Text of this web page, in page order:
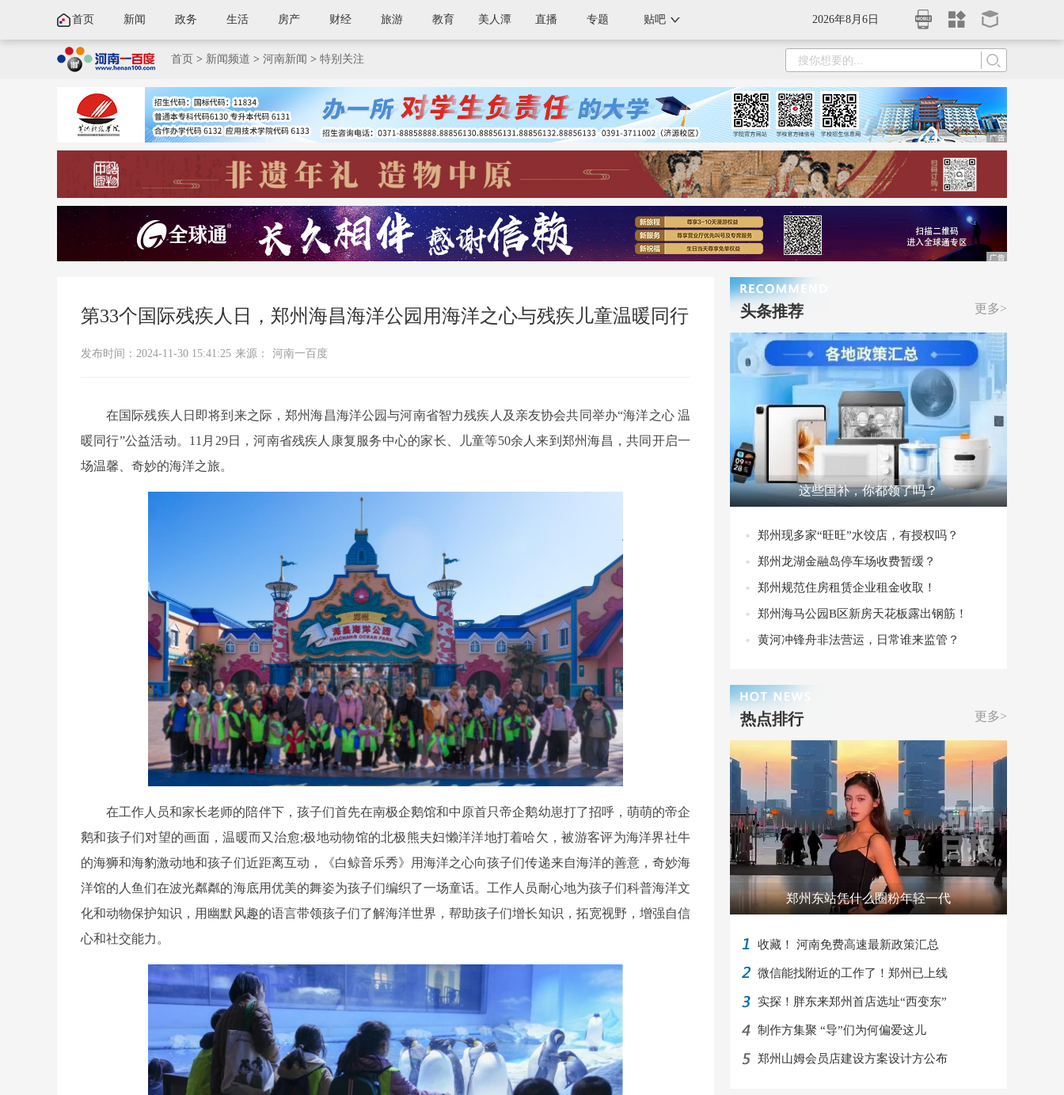
2026年8月6日
首页 新闻 政务 生活 房产 财经 旅游 教育 美人潭 直播 专题 贴吧
首页 > 新闻频道 > 河南新闻 > 特别关注
第33个国际残疾人日，郑州海昌海洋公园用海洋之心与残疾儿童温暖同行
发布时间：2024-11-30 15:41:25 来源： 河南一百度
在国际残疾人日即将到来之际，郑州海昌海洋公园与河南省智力残疾人及亲友协会共同举办“海洋之心 温
暖同行”公益活动。11月29日，河南省残疾人康复服务中心的家长、儿童等50余人来到郑州海昌，共同开启一
场温馨、奇妙的海洋之旅。
在工作人员和家长老师的陪伴下，孩子们首先在南极企鹅馆和中原首只帝企鹅幼崽打了招呼，萌萌的帝企
鹅和孩子们对望的画面，温暖而又治愈;极地动物馆的北极熊夫妇懒洋洋地打着哈欠，被游客评为海洋界社牛
的海狮和海豹激动地和孩子们近距离互动，《白鲸音乐秀》用海洋之心向孩子们传递来自海洋的善意，奇妙海
洋馆的人鱼们在波光粼粼的海底用优美的舞姿为孩子们编织了一场童话。工作人员耐心地为孩子们科普海洋文
化和动物保护知识，用幽默风趣的语言带领孩子们了解海洋世界，帮助孩子们增长知识，拓宽视野，增强自信
心和社交能力。
更多>
头条推荐
这些国补，你都领了吗？
郑州现多家“旺旺”水饺店，有授权吗？
郑州龙湖金融岛停车场收费暂缓？
郑州规范住房租赁企业租金收取！
郑州海马公园B区新房天花板露出钢筋！
黄河冲锋舟非法营运，日常谁来监管？
更多>
热点排行
郑州东站凭什么圈粉年轻一代
收藏！ 河南免费高速最新政策汇总
微信能找附近的工作了！郑州已上线
实探！胖东来郑州首店选址“西变东”
制作方集聚 “导”们为何偏爱这儿
郑州山姆会员店建设方案设计方公布